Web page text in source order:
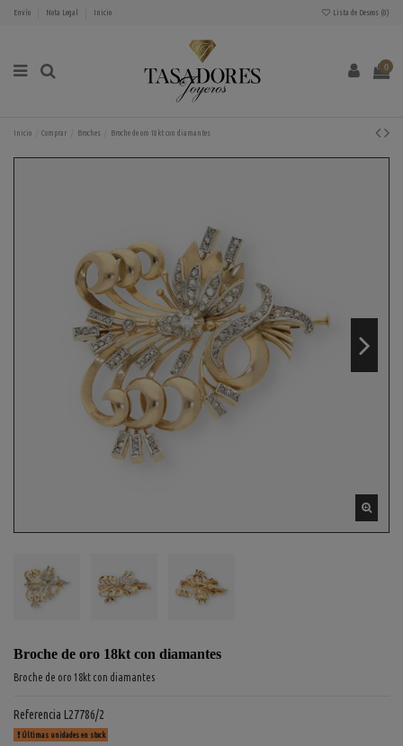
Envío Nota Legal Inicio Lista de Deseos (0)
0
Inicio Comprar Broches Broche de oro 18kt con diamantes
Broche de oro 18kt con diamantes
Broche de oro 18kt con diamantes
Referencia L27786/2
Últimas unidades en stock